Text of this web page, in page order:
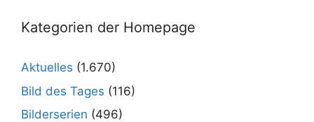
Kategorien der Homepage
Aktuelles (1.670)
Bild des Tages (116)
Bilderserien (496)